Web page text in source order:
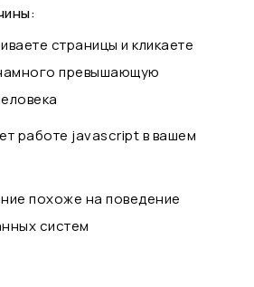
страницы и кликаете
превышающую
работе javascript в вашем
похоже на поведение
систем